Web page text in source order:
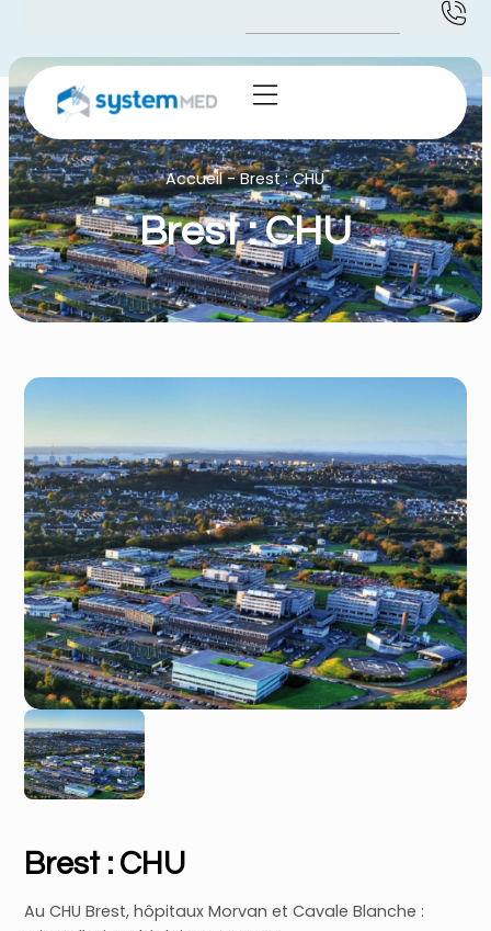
Accueil-Brest : CHU
Brest : CHU
Brest : CHU
Au CHU Brest, hôpitaux Morvan et Cavale Blanche :